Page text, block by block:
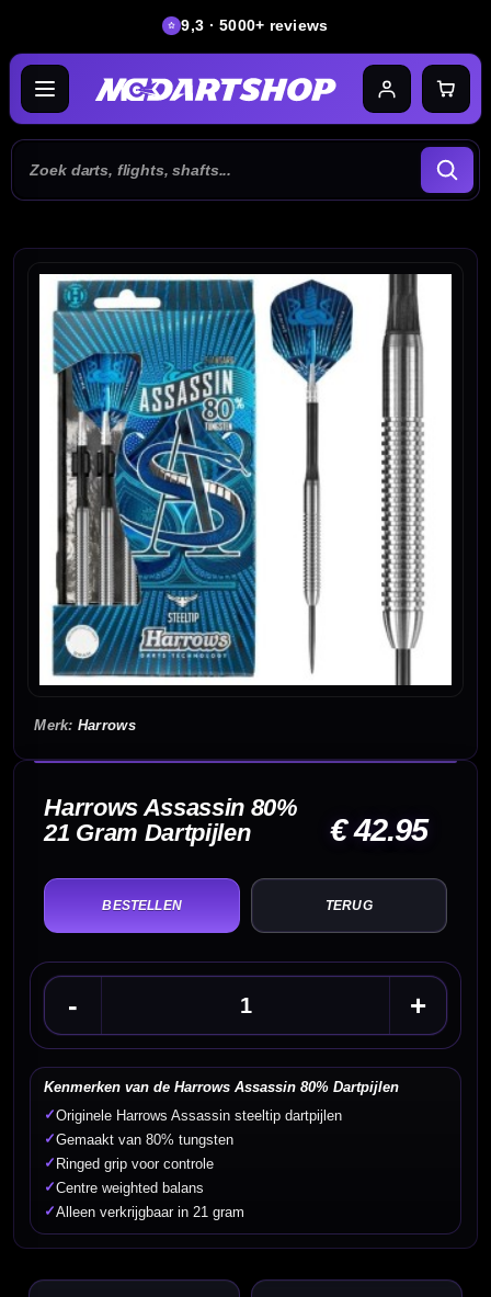
9,3 · 5000+ reviews
Harrows
Harrows Assassin 80%
21 Gram Dartpijlen
€ 42.95
TERUG
Kenmerken van de Harrows Assassin 80% Dartpijlen
✓Originele Harrows Assassin steeltip dartpijlen
✓Gemaakt van 80% tungsten
✓ Ringed grip voor controle
✓Centre weighted balans
✓Alleen verkrijgbaar in 21 gram
- +